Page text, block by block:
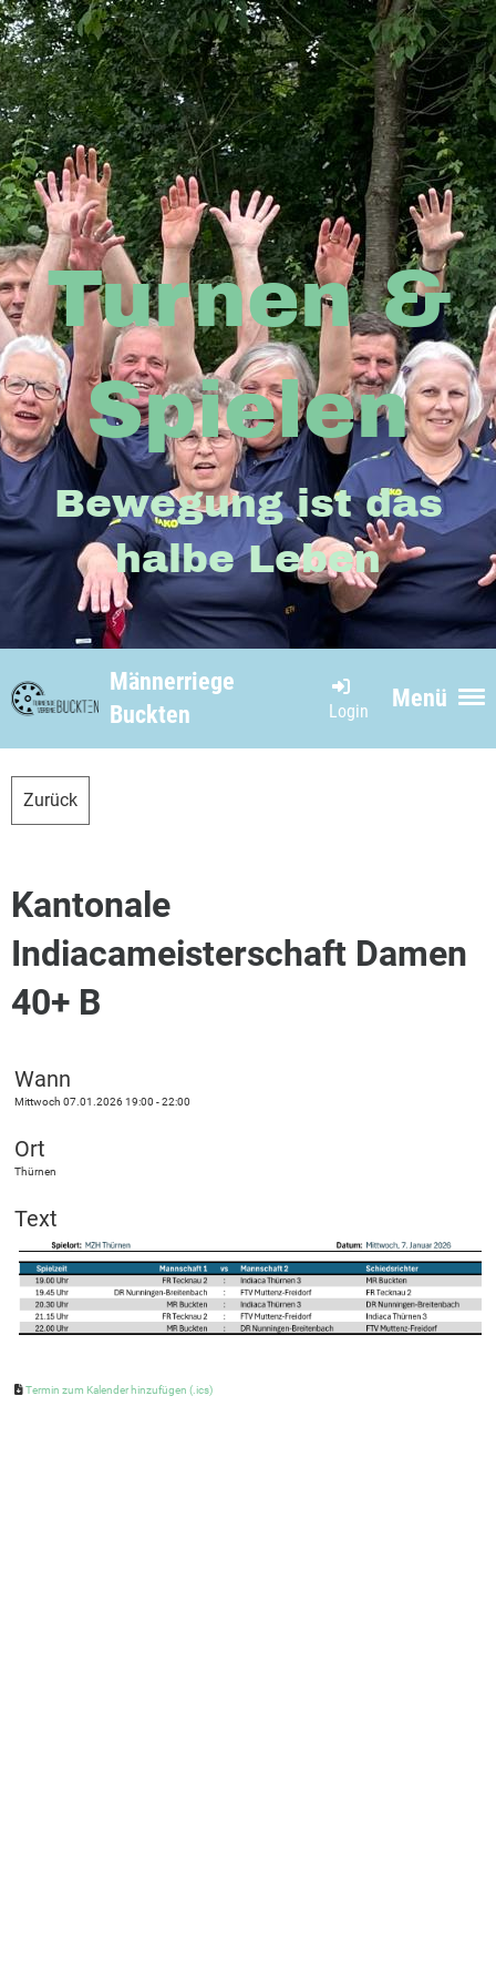
Turnen &
Spielen
Bewegung ist das
halbe Leben
Menü
Login
Männerriege
Buckten
Zurück
Kantonale
Indiacameisterschaft Damen
40+ B
Wann
Mittwoch 07.01.2026 19:00 - 22:00
Ort
Thürnen
Text
Termin zum Kalender hinzufügen (.ics)